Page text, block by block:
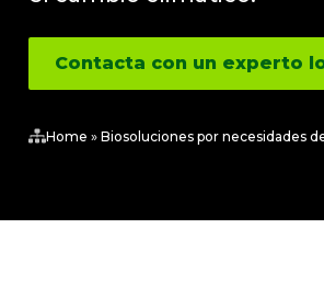
Contacta con un experto
Home » Biosoluciones por necesidades